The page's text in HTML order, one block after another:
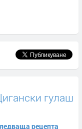
гулаш
рецепта